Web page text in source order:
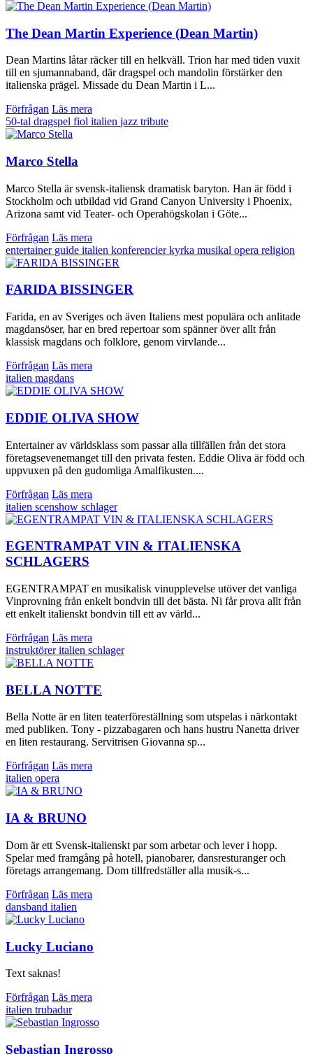
The Dean Martin Experience (Dean Martin)
Dean Martins låtar räcker till en helkväll. Trion har med tiden vuxit
till en sjumannaband, där dragspel och mandolin förstärker den
italienska prägel. Missade du Dean Martin i L...
Förfrågan Läs mera
50-tal dragspel fiol italien jazz tribute
Marco Stella
Marco Stella är svensk-italiensk dramatisk baryton. Han är född i
Stockholm och utbildad vid Grand Canyon University i Phoenix,
Arizona samt vid Teater- och Operahögskolan i Göte...
Förfrågan Läs mera
entertainer guide italien konferencierkyrka musikal opera religion
FARIDA BISSINGER
Farida, en av Sveriges och även Italiens mest populära och anlitade
magdansöser, har en bred repertoar som spänner över allt från
klassisk magdans och folklore, genom virvlande...
Förfrågan Läs mera
italien magdans
EDDIE OLIVA SHOW
Entertainer av världsklass som passar alla tillfällen från det stora
företagsevenemanget till den privata festen. Eddie Oliva är född och
uppvuxen på den gudomliga Amalfikusten....
Förfrågan Läs mera
italien scenshow schlager
EGENTRAMPAT VIN & ITALIENSKA
SCHLAGERS
EGENTRAMPAT en musikalisk vinupplevelse utöver det vanliga
Vinprovning från enkelt bondvin till det bästa. Ni får prova allt från
ett enkelt italienskt bondvin till ett av värld...
Förfrågan Läs mera
instruktöreritalien schlager
BELLA NOTTE
Bella Notte är en liten teaterföreställning som utspelas i närkontakt
med publiken. Tony - pizzabagaren och hans hustru Nanetta driver
en liten restaurang. Servitrisen Giovanna sp...
Förfrågan Läs mera
italien opera
IA & BRUNO
Dom är ett Svensk-italienskt par som arbetar och lever i hopp.
Spelar med framgång på hotell, pianobarer, dansresturanger och
företags arrangemang. Dom tillfredställer alla musik-s...
Förfrågan Läs mera
dansband italien
Lucky Luciano
Text saknas!
Förfrågan Läs mera
italien trubadur
Sebastian Ingrosso